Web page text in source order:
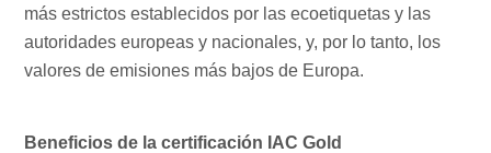
más estrictos establecidos por las ecoetiquetas y las
autoridades europeas y nacionales, y, por lo tanto, los
valores de emisiones más bajos de Europa.
Beneficios de la certificación IAC Gold